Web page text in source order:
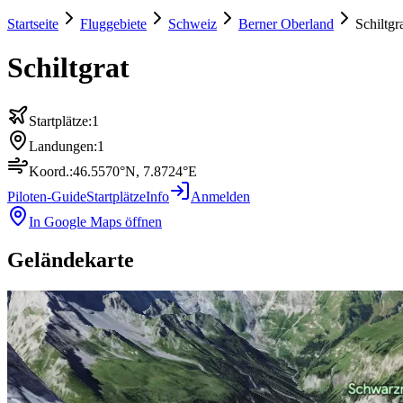
Startseite Fluggebiete Schweiz Berner Oberland
Schiltgrat
Startplätze:1
Landungen:1
Koord.:46.5570°N, 7.8724°E
Piloten-GuideStartplätzeInfo
Anmelden
In Google Maps öffnen
Geländekarte